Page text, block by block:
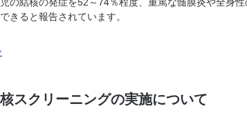
きると報告されています。
スクリーニングの実施について